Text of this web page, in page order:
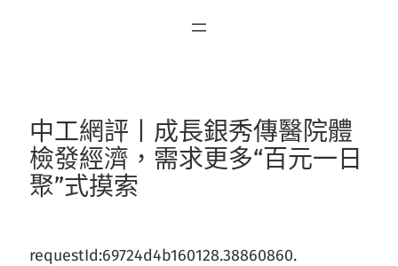
中工網評丨成長銀秀傳醫院體
檢發經濟，需求更多“百元一日
聚”式摸索
requestId:69724d4b160128.38860860.